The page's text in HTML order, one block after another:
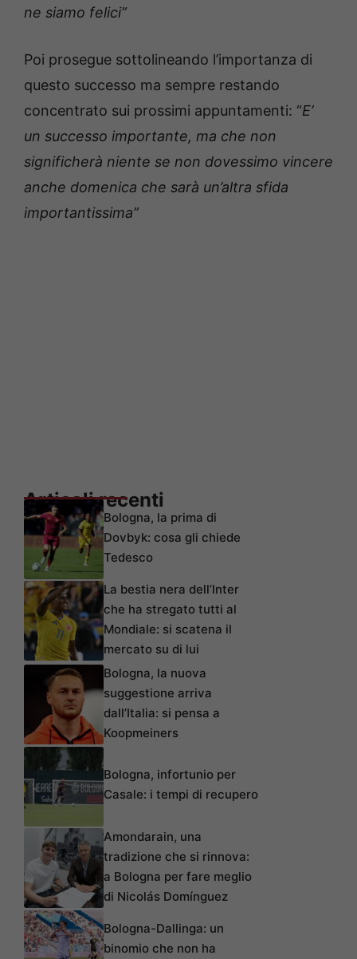
ne siamo felici”
Poi prosegue sottolineando l’importanza di
questo successo ma sempre restando
concentrato sui prossimi appuntamenti: “E’
un successo importante, ma che non
significherà niente se non dovessimo vincere
anche domenica che sarà un’altra sfida
importantissima”
Articoli recenti
Bologna, la prima di
Dovbyk: cosa gli chiede
Tedesco
La bestia nera dell’Inter
che ha stregato tutti al
Mondiale: si scatena il
mercato su di lui
Bologna, la nuova
suggestione arriva
dall’Italia: si pensa a
Koopmeiners
Bologna, infortunio per
Casale: i tempi di recupero
Amondarain, una
tradizione che si rinnova:
a Bologna per fare meglio
di Nicolás Domínguez
Bologna-Dallinga: un
binomio che non ha